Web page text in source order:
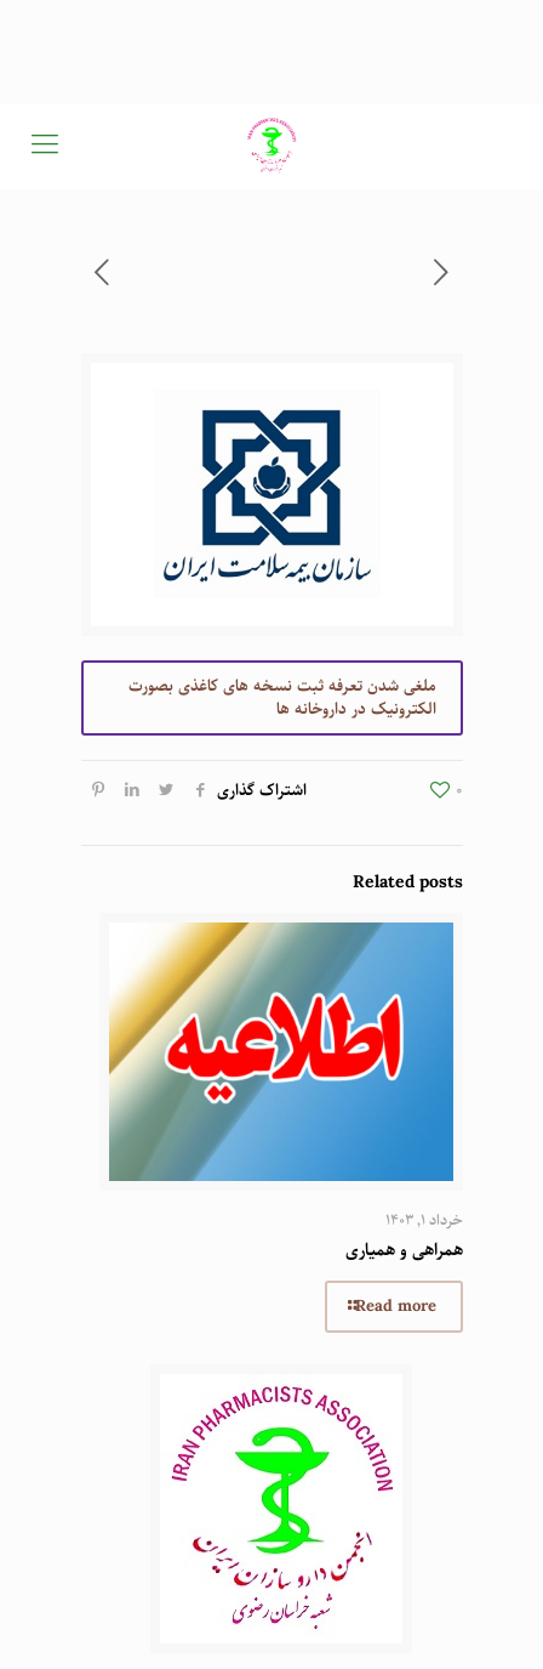
ملغی شدن تعرفه ثبت نسخه های کاغذی بصورت
الکترونیک در داروخانه ها
اشتراک گذاری 0
Related posts
خرداد 1, 1403
همراهی و همیاری
Read more